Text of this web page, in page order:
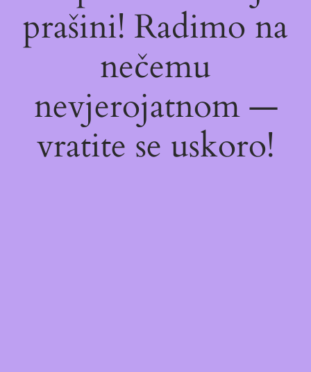
prašini! Radimo na
nečemu
nevjerojatnom —
vratite se uskoro!